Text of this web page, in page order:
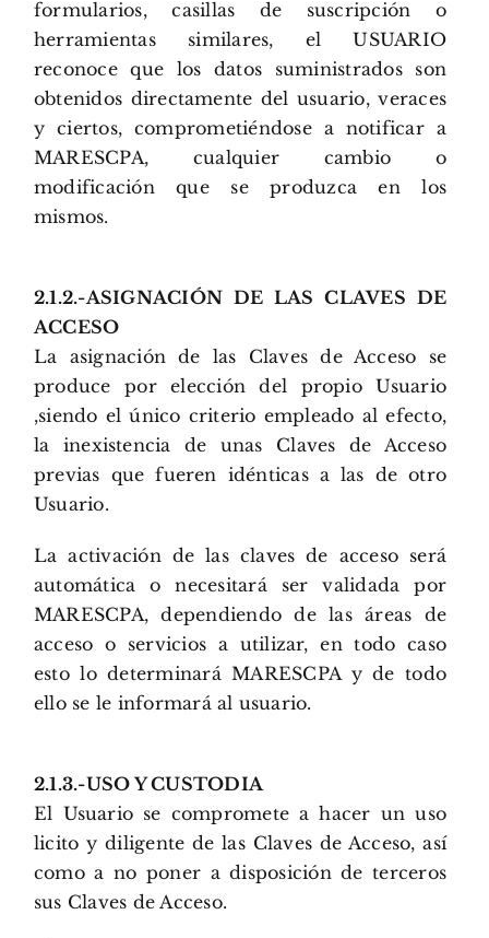
formularios, casillas de suscripción o
herramientas similares, el USUARIO
reconoce que los datos suministrados son
obtenidos directamente del usuario, veraces
y ciertos, comprometiéndose a notificar a
MARESCPA, cualquier cambio o
modificación que se produzca en los
mismos.
2.1.2.-ASIGNACIÓN DE LAS CLAVES DE
ACCESO
La asignación de las Claves de Acceso se
produce por elección del propio Usuario
,siendo el único criterio empleado al efecto,
la inexistencia de unas Claves de Acceso
previas que fueren idénticas a las de otro
Usuario.
La activación de las claves de acceso será
automática o necesitará ser validada por
MARESCPA, dependiendo de las áreas de
acceso o servicios a utilizar, en todo caso
esto lo determinará MARESCPA y de todo
ello se le informará al usuario.
2.1.3.-USO Y CUSTODIA
El Usuario se compromete a hacer un uso
licito y diligente de las Claves de Acceso, así
como a no poner a disposición de terceros
sus Claves de Acceso.